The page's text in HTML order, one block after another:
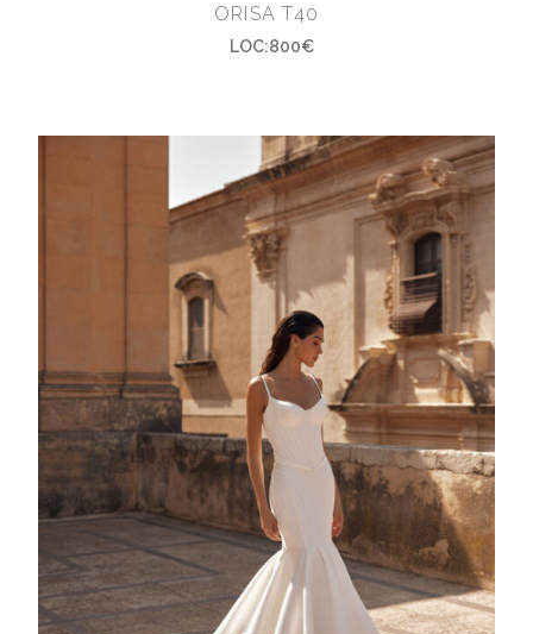
ORISA T40
LOC:800€